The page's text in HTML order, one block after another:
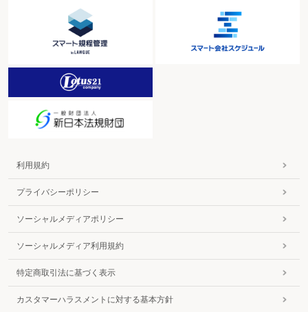
利用規約
プライバシーポリシー
ソーシャルメディアポリシー
ソーシャルメディア利用規約
特定商取引法に基づく表示
カスタマーハラスメントに対する基本方針